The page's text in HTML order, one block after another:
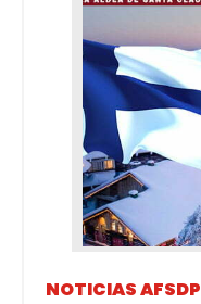
NOTICIAS AFSDP